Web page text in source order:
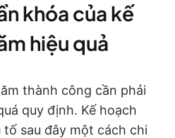
khóa của kế
hiệu quả
thành công cần phải
quy định. Kế hoạch
sau đây một cách chi